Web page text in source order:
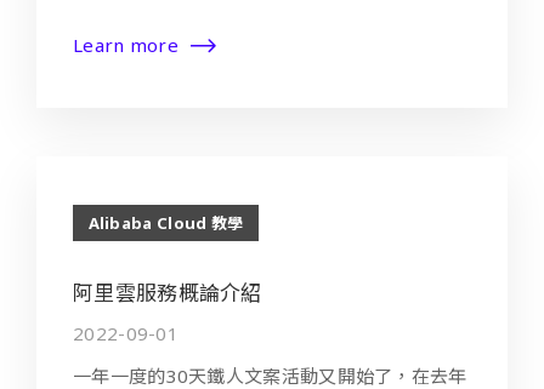
Learn more
Alibaba Cloud 教學
阿里雲服務概論介紹
2022-09-01
一年一度的30天鐵人文案活動又開始了，在去年